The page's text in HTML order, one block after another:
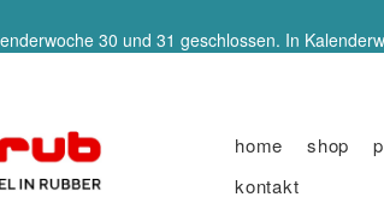
30 und 31 geschlossen. In
home shop
kontakt